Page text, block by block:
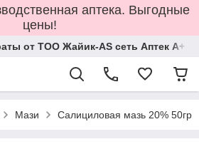
аптека. Выгодные
цены!
от ТОО Жайик-AS сеть Аптек А+
Мази Салициловая мазь 20% 50гр